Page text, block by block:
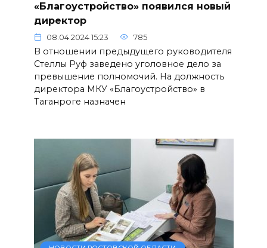
«Благоустройство» появился новый
директор
08.04.2024 15:23 785
В отношении предыдущего руководителя
Стеллы Руф заведено уголовное дело за
превышение полномочий. На должность
директора МКУ «Благоустройство» в
Таганроге назначен